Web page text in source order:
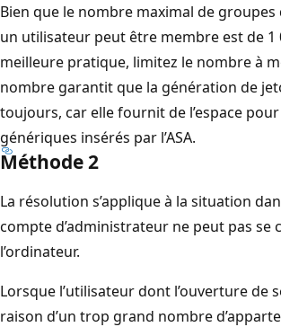
Bien que le nombre maximal de
un utilisateur peut être membre est de 1
meilleure pratique, limitez le nombre à
nombre garantit que la génération de
toujours, car elle fournit de l’espace pour
génériques insérés par l’ASA.
Méthode 2
La résolution s’applique à la situation
compte d’administrateur ne peut pas se
l’ordinateur.
Lorsque l’utilisateur dont l’ouverture de
raison d’un trop grand nombre